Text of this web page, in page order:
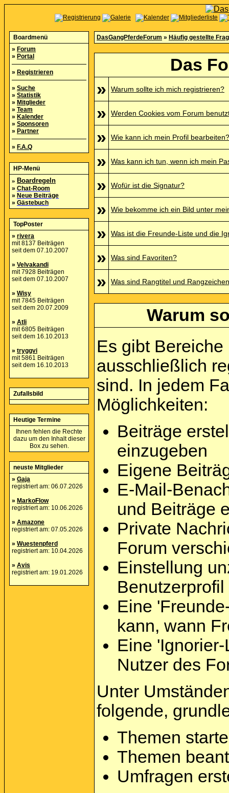
Boardmenü
» Forum
» Portal
» Registrieren
» Suche
» Statistik
» Mitglieder
» Team
» Kalender
» Sponsoren
» Partner
» F.A.Q
HP-Menü
» Boardregeln
» Chat-Room
» Neue Beiträge
» Gästebuch
TopPoster
» rivera
mit 8137 Beiträgen
seit dem 07.10.2007
» Velvakandi
mit 7928 Beiträgen
seit dem 07.10.2007
» Wisy
mit 7845 Beiträgen
seit dem 20.07.2009
» Atli
mit 6805 Beiträgen
seit dem 16.10.2013
» tryggvi
mit 5861 Beiträgen
seit dem 16.10.2013
Zufallsbild
Heutige Termine
Ihnen fehlen die Rechte
dazu um den Inhalt dieser
Box zu sehen.
neuste Mitglieder
» Gaja
registriert am: 06.07.2026
» MarkoFlow
registriert am: 10.06.2026
» Amazone
registriert am: 07.05.2026
» Wuestenpferd
registriert am: 10.04.2026
» Avis
registriert am: 19.01.2026
DasGangPferdeForum » Häufig gestellte
Das
»
Warum sollte ich mich registrieren?
» Werden Cookies vom Forum
» Wie kann ich mein Profil bearbeiten?
» Was kann ich tun, wenn ich mein
» Wofür ist die Signatur?
» Wie bekomme ich ein Bild unter
» Was ist die Freunde-Liste und die
» Was sind Favoriten?
» Was sind Rangtitel und
Warum
Es gibt
ausschließlich
sind. In jedem
Möglichkeiten:
Beiträge
einzugeben
Eigene
E-Mail-
und Beiträge
Private
Forum
Einstellung
Benutzerprofil
Eine
kann, wann
Eine
Nutzer des
Unter
folgende,
Themen
Themen
Umfragen